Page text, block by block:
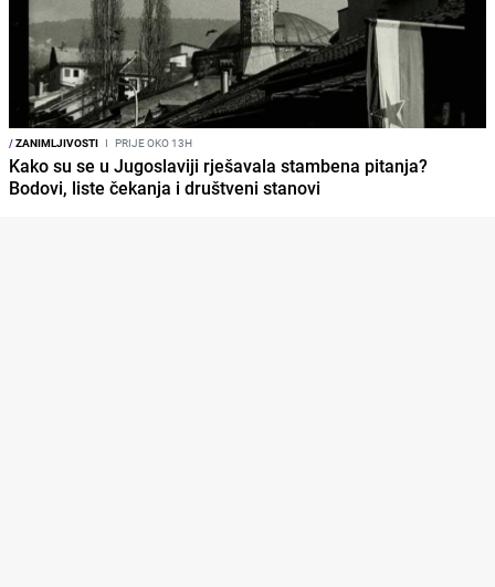
/ZANIMLJIVOSTI I PRIJE OKO 13H
Kako su se u Jugoslaviji rješavala stambena pitanja?
Bodovi, liste čekanja i društveni stanovi